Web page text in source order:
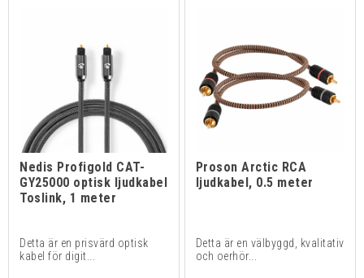
Nedis Profigold CAT-
GY25000 optisk ljudkabel
Toslink, 1 meter
Detta är en prisvärd optisk
kabel för digit...
Proson Arctic RCA
ljudkabel, 0.5 meter
Detta är en välbyggd, kvalitativ
och oerhör...